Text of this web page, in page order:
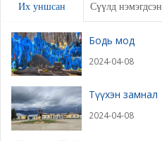
Их уншсан Сүүлд нэмэгдсэн
Бодь мод
2024-04-08
Түүхэн замнал
2024-04-08